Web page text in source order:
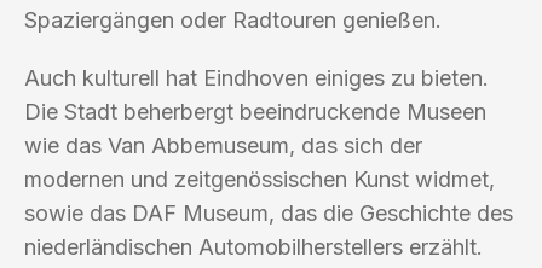
Spaziergängen oder Radtouren genießen.
Auch kulturell hat Eindhoven einiges zu bieten.
Die Stadt beherbergt beeindruckende Museen
wie das Van Abbemuseum, das sich der
modernen und zeitgenössischen Kunst widmet,
sowie das DAF Museum, das die Geschichte des
niederländischen Automobilherstellers erzählt.